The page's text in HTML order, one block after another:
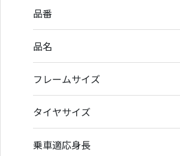
品番
品名
フレームサイズ
タイヤサイズ
乗車適応身長